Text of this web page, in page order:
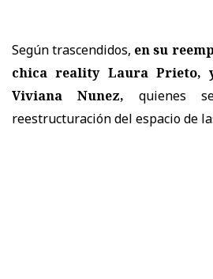
Según trascendidos, en su
chica reality Laura Prieto,
Viviana Nunez, quienes
reestructuración del espacio de